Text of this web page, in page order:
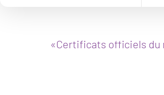
«Certificats officiels du